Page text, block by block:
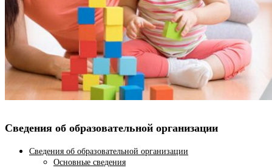
Сведения об образовательной организации
Сведения об образовательной организации
Основные сведения